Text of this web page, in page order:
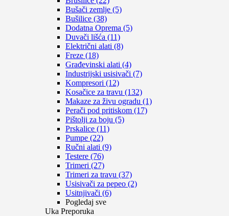
Bušači zemlje (5)
Bušilice (38)
Dodatna Oprema (5)
Duvači lišća (11)
Električni alati (8)
Freze (18)
Građevinski alati (4)
Industrijski usisivači (7)
Kompresori (12)
Kosačice za travu (132)
Makaze za živu ogradu (1)
Perači pod pritiskom (17)
Pištolji za boju (5)
Prskalice (11)
Pumpe (22)
Ručni alati (9)
Testere (76)
Trimeri (27)
Trimeri za travu (37)
Usisivači za pepeo (2)
Usitnjivači (6)
Pogledaj sve
Uka Preporuka